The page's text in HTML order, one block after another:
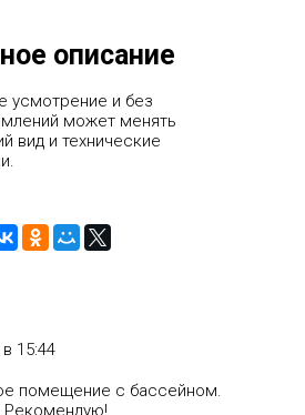
описание
усмотрение и без
может менять
вид и технические
15:44
помещение с бассейном.
Рекомендую!